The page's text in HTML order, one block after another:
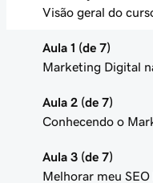
Visão geral do
Aula 1 (de 7)
Marketing Digital
Aula 2 (de 7)
Conhecendo o
Aula 3 (de 7)
Melhorar meu